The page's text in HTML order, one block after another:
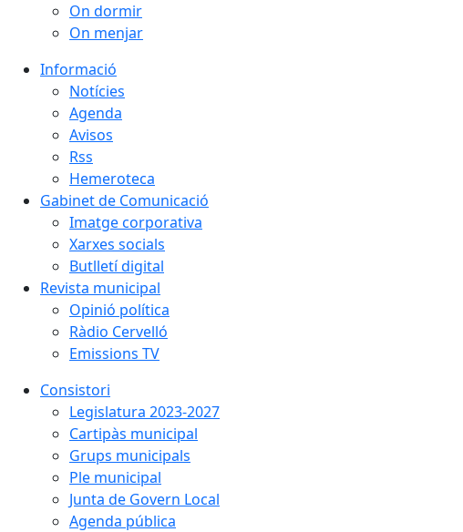
On dormir
On menjar
Informació
Notícies
Agenda
Avisos
Rss
Hemeroteca
Gabinet de Comunicació
Imatge corporativa
Xarxes socials
Butlletí digital
Revista municipal
Opinió política
Ràdio Cervelló
Emissions TV
Consistori
Legislatura 2023-2027
Cartipàs municipal
Grups municipals
Ple municipal
Junta de Govern Local
Agenda pública